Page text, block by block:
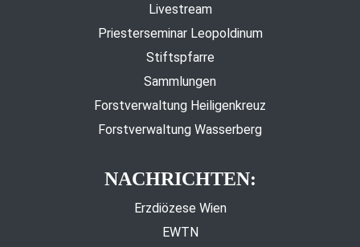
Livestream
Priesterseminar Leopoldinum
Stiftspfarre
Sammlungen
Forstverwaltung Heiligenkreuz
Forstverwaltung Wasserberg
NACHRICHTEN:
Erzdiözese Wien
EWTN